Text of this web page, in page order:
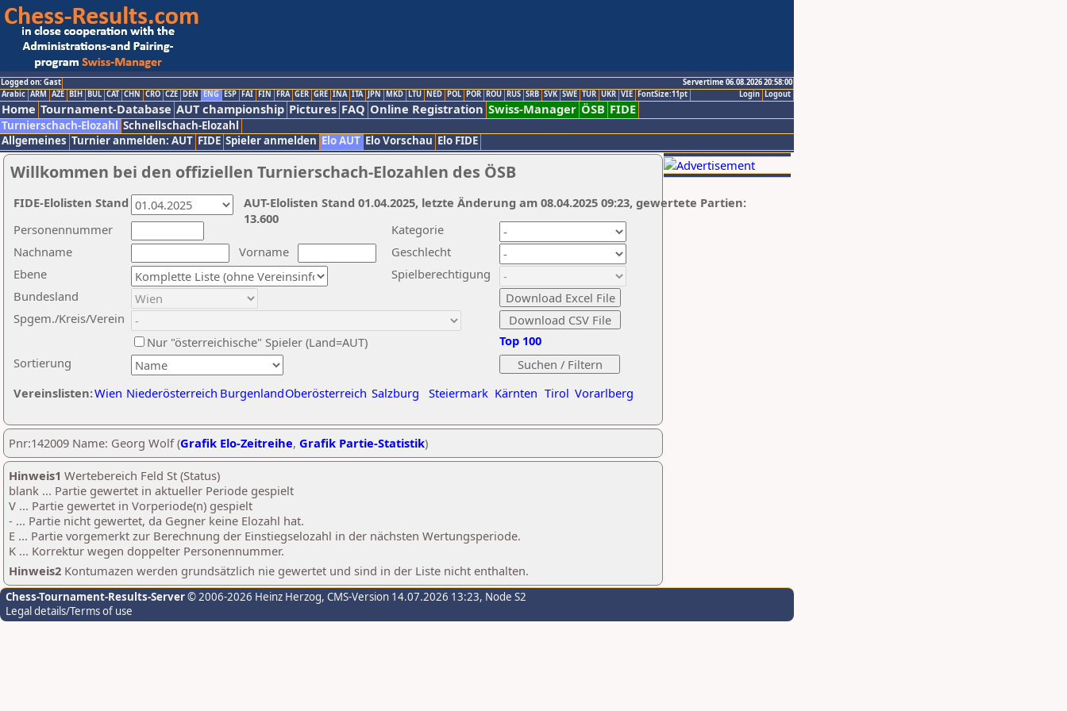
Logged on: Gast
Servertime 06.08.2026 20:58:00
Logout
Login
Arabic ARM AZE BIH BUL CAT CHN CRO CZE DEN ENG ESP FAI FIN FRA GER GRE INA ITA JPN MKD LTU NED POL POR ROU RUS SRB SVK SWE TUR UKR VIE FontSize:11pt
Home Tournament-Database AUT championship Pictures FAQ Online Registration Swiss-Manager ÖSB FIDE
Turnierschach-Elozahl Schnellschach-Elozahl
Allgemeines Turnier anmelden: AUT FIDE Spieler anmelden Elo AUT Elo Vorschau Elo FIDE
Willkommen bei den offiziellen Turnierschach-Elozahlen des ÖSB
Nachname
Vorname
Ebene
Kategorie
Sortierung
Personennummer
Bundesland
Spgem./Kreis/Verein
Geschlecht
Nur "österreichische" Spieler (Land=AUT)
Spielberechtigung
Vereinslisten:Wien Niederösterreich BurgenlandOberösterreich Salzburg Steiermark Kärnten Tirol Vorarlberg
Top 100
AUT-Elolisten Stand 01.04.2025, letzte Änderung am 08.04.2025 09:23, gewertete Partien:
13.600
FIDE-Elolisten Stand
Pnr:142009 Name: Georg Wolf (Grafik Elo-Zeitreihe, Grafik Partie-Statistik)
Hinweis1 Wertebereich Feld St (Status)
blank ... Partie gewertet in aktueller Periode gespielt
V ... Partie gewertet in Vorperiode(n) gespielt
- ... Partie nicht gewertet, da Gegner keine Elozahl hat.
E ... Partie vorgemerkt zur Berechnung der Einstiegselozahl in der nächsten Wertungsperiode.
K ... Korrektur wegen doppelter Personennummer.
Hinweis2 Kontumazen werden grundsätzlich nie gewertet und sind in der Liste nicht enthalten.
Chess-Tournament-Results-Server© 2006-2026 Heinz Herzog, CMS-Version 14.07.2026 13:23, Node S2
Legal details/Terms of use